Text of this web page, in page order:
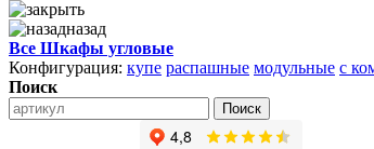
назад
Все Шкафы угловые
Конфигурация: купе распашные модульные с
Поиск
Поиск